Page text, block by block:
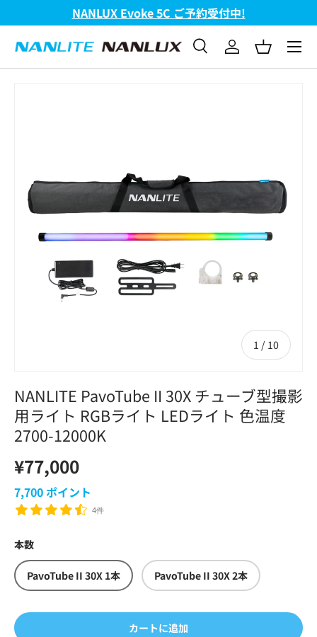
コンテンツへスキップ
NANLUX Evoke 5C ご予約受付中!
検索
検索 ログインバスケッ
メニ
1 / の
10
NANLITE PavoTube II 30X チューブ型撮影
用ライト RGBライト LEDライト 色温度
2700-12000K
¥77,000
7,700ポイント
4件
本数
PavoTube II 30X 1本 PavoTube II 30X 2本
カートに追加